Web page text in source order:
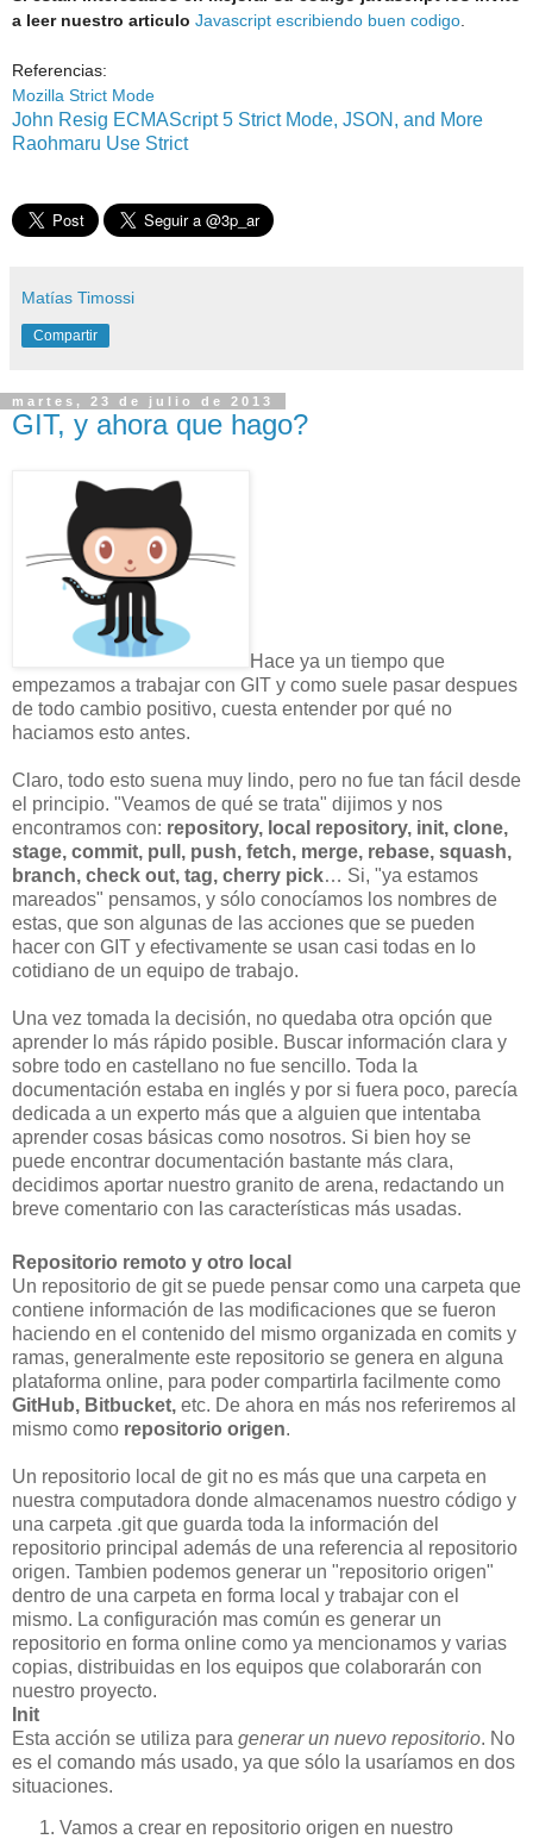
a leer nuestro articulo Javascript escribiendo buen codigo
Referencias:
Mozilla Strict Mode
John Resig ECMAScript 5 Strict Mode, JSON, and More
Raohmaru Use Strict
Matías Timossi
Compartir
martes, 23 de julio de 2013
GIT, y ahora que hago?
Hace ya un tiempo que
empezamos a trabajar con GIT y como suele pasar despues
de todo cambio positivo, cuesta entender por qué no
haciamos esto antes.
Claro, todo esto suena muy lindo, pero no fue tan fácil desde
el principio. "Veamos de qué se trata" dijimos y nos
encontramos con: repository, local repository, init, clone,
stage, commit, pull, push, fetch, merge, rebase, squash,
branch, check out, tag, cherry pick… Si, "ya estamos
mareados" pensamos, y sólo conocíamos los nombres de
estas, que son algunas de las acciones que se pueden
hacer con GIT y efectivamente se usan casi todas en lo
cotidiano de un equipo de trabajo.
Una vez tomada la decisión, no quedaba otra opción que
aprender lo más rápido posible. Buscar información clara y
sobre todo en castellano no fue sencillo. Toda la
documentación estaba en inglés y por si fuera poco, parecía
dedicada a un experto más que a alguien que intentaba
aprender cosas básicas como nosotros. Si bien hoy se
puede encontrar documentación bastante más clara,
decidimos aportar nuestro granito de arena, redactando un
breve comentario con las características más usadas.
Repositorio remoto y otro local
Un repositorio de git se puede pensar como una carpeta que
contiene información de las modificaciones que se fueron
haciendo en el contenido del mismo organizada en comits y
ramas, generalmente este repositorio se genera en alguna
plataforma online, para poder compartirla facilmente como
GitHub, Bitbucket, etc. De ahora en más nos referiremos al
mismo como repositorio origen.
Un repositorio local de git no es más que una carpeta en
nuestra computadora donde almacenamos nuestro código y
una carpeta .git que guarda toda la información del
repositorio principal además de una referencia al repositorio
origen. Tambien podemos generar un "repositorio origen"
dentro de una carpeta en forma local y trabajar con el
mismo. La configuración mas común es generar un
repositorio en forma online como ya mencionamos y varias
copias, distribuidas en los equipos que colaborarán con
nuestro proyecto.
Init
Esta acción se utiliza para generar un nuevo repositorio. No
es el comando más usado, ya que sólo la usaríamos en dos
situaciones.
Vamos a crear en repositorio origen en nuestro